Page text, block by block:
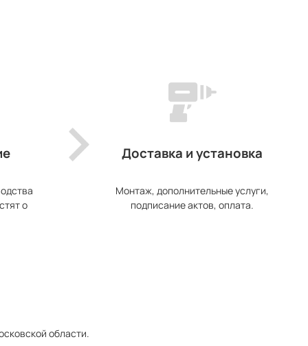
Доставка и установка
о
Монтаж, дополнительные услуги,
подписание актов, оплата.
области.